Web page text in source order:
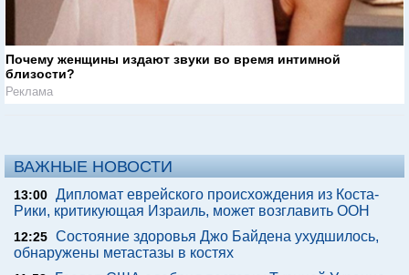
Почему женщины издают звуки во время интимной
близости?
Реклама
ВАЖНЫЕ НОВОСТИ
13:00 Дипломат еврейского происхождения из Коста-
Рики, критикующая Израиль, может возглавить ООН
12:25 Состояние здоровья Джо Байдена ухудшилось,
обнаружены метастазы в костях